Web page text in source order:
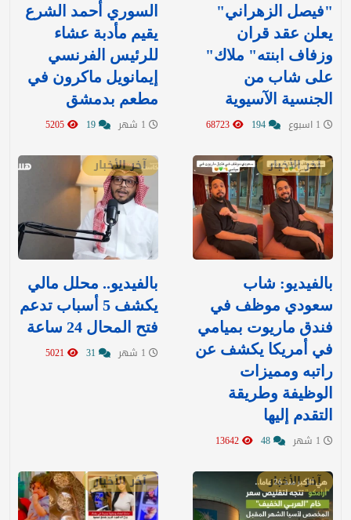
"فيصل الزهراني"
يعلن عقد قران
وزفاف ابنته" ملاك"
على شاب من
الجنسية الآسيوية
السوري أحمد الشرع
يقيم مأدبة عشاء
للرئيس الفرنسي
إيمانويل ماكرون في
مطعم بدمشق
آخر الأخبار
بالفيديو: شاب
سعودي موظف في
فندق ماريوت بميامي
في أمريكا يكشف عن
راتبه ومميزات
الوظيفة وطريقة
التقدم إليها
آخر الأخبار
بالفيديو.. محلل مالي
يكشف 5 أسباب تدعم
فتح المحال 24 ساعة
آخر الأخبار آخر الأخبار